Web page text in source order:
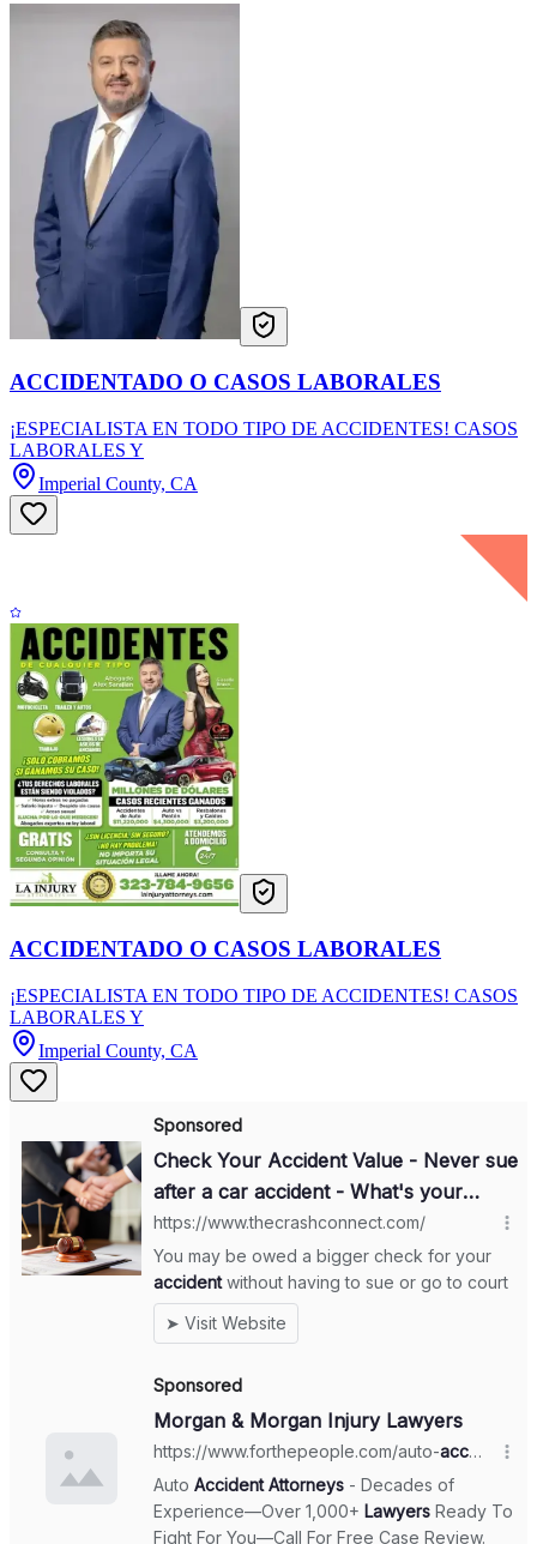
ACCIDENTADO O CASOS LABORALES
¡ESPECIALISTA EN TODO TIPO DE ACCIDENTES! CASOS
LABORALES Y
Imperial County, CA
ACCIDENTADO O CASOS LABORALES
¡ESPECIALISTA EN TODO TIPO DE ACCIDENTES! CASOS
LABORALES Y
Imperial County, CA